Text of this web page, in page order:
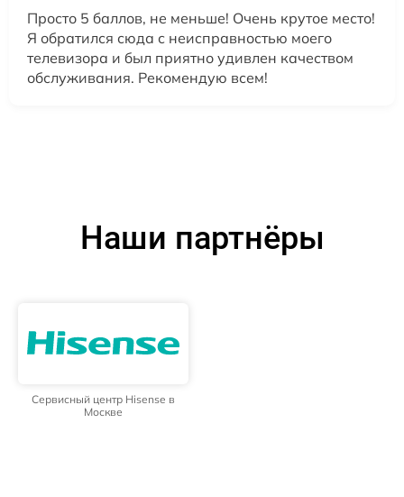
Просто 5 баллов, не меньше! Очень крутое место!
Я обратился сюда с неисправностью моего
телевизора и был приятно удивлен качеством
обслуживания. Рекомендую всем!
Наши партнёры
Сервисный центр Hisense в
Москве